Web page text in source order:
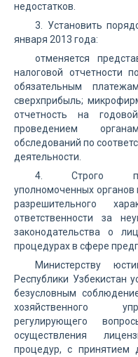
недостатков.
3. Установить
января 2013 года:
отменяется
налоговой отчетности
обязательным
сверхприбыль;
отчетность на
проведением
обследований по
деятельности.
4. Строго
уполномоченных
разрешительного
ответственности за
законодательства о
процедурах в сфере
Министерству
Республики Узбекистан
безусловным
хозяйственного
регулирующего
осуществления
процедур, с принятием